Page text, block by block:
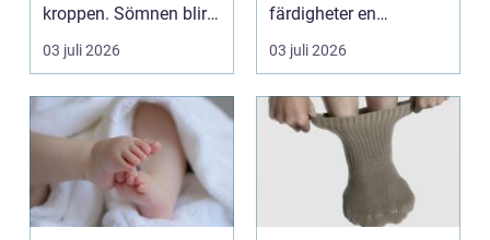
kroppen. Sömnen blir
sämre, humör...
03 juli 2026
färdigheter en
människa kan ha.
Varje år dr...
03 juli 2026